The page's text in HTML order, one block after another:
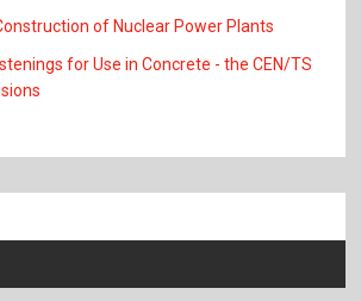
of Nuclear Power Plants
for Use in Concrete - the CEN/TS